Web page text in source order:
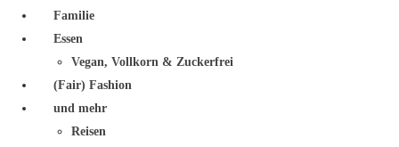
Familie
Essen
Vegan, Vollkorn & Zuckerfrei
(Fair) Fashion
und mehr
Reisen